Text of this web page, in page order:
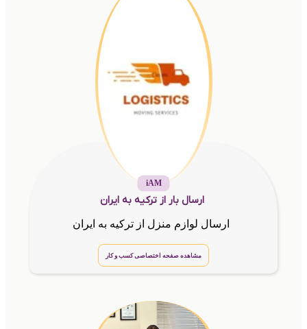
iAM
ارسال بار از ترکیه به ایران
ارسال لوازم منزل از ترکیه به ایران
مشاهده صفحه اختصاصی کسب و کار